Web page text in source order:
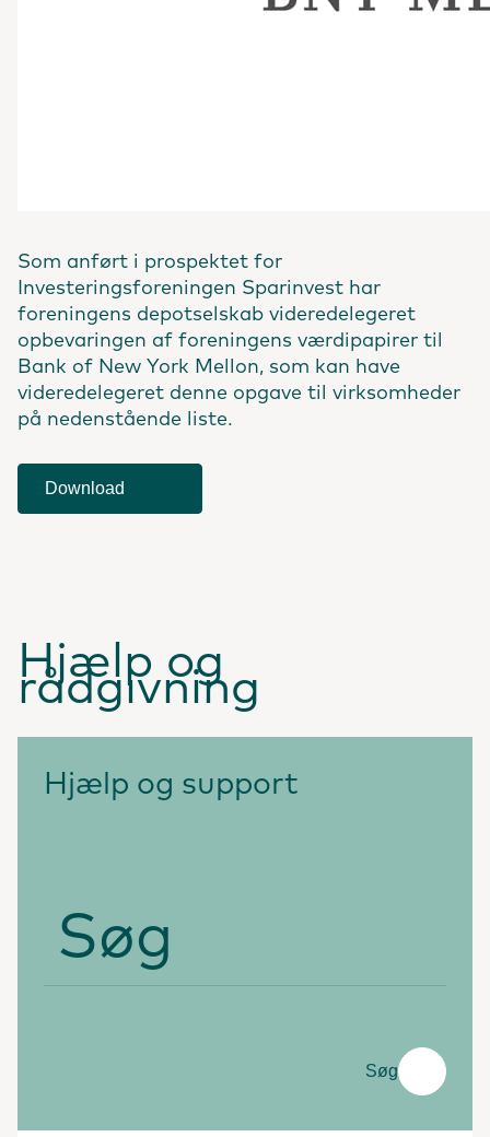
Som anført i prospektet for
Investeringsforeningen Sparinvest har
foreningens depotselskab videredelegeret
opbevaringen af foreningens værdipapirer til
Bank of New York Mellon, som kan have
videredelegeret denne opgave til virksomheder
på nedenstående liste.
Download
Hjælp og
rådgivning
Hjælp og support
Søg
Søg